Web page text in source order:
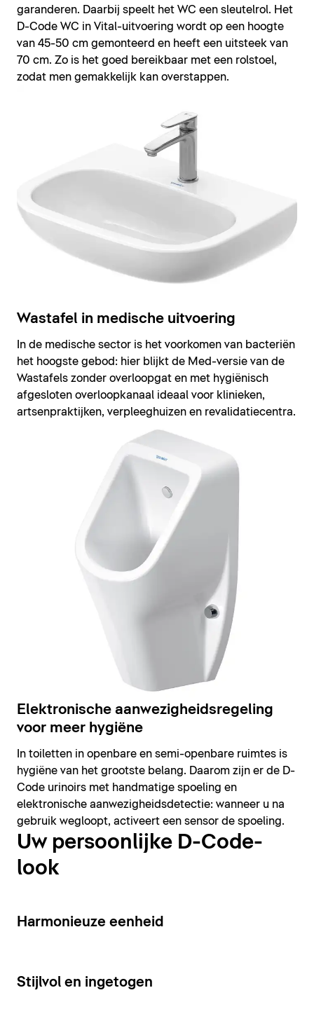
garanderen. Daarbij speelt het WC een sleutelrol. Het
D-Code WC in Vital-uitvoering wordt op een hoogte
van 45-50 cm gemonteerd en heeft een uitsteek van
70 cm. Zo is het goed bereikbaar met een rolstoel,
zodat men gemakkelijk kan overstappen.
Wastafel in medische uitvoering
In de medische sector is het voorkomen van bacteriën
het hoogste gebod: hier blijkt de Med-versie van de
Wastafels zonder overloopgat en met hygiënisch
afgesloten overloopkanaal ideaal voor klinieken,
artsenpraktijken, verpleeghuizen en revalidatiecentra.
Elektronische aanwezigheidsregeling
voor meer hygiëne
In toiletten in openbare en semi-openbare ruimtes is
hygiëne van het grootste belang. Daarom zijn er de D-
Code urinoirs met handmatige spoeling en
elektronische aanwezigheidsdetectie: wanneer u na
gebruik wegloopt, activeert een sensor de spoeling.
Uw persoonlijke D-Code-
look
14
Harmonieuze eenheid
15
Stijlvol en ingetogen